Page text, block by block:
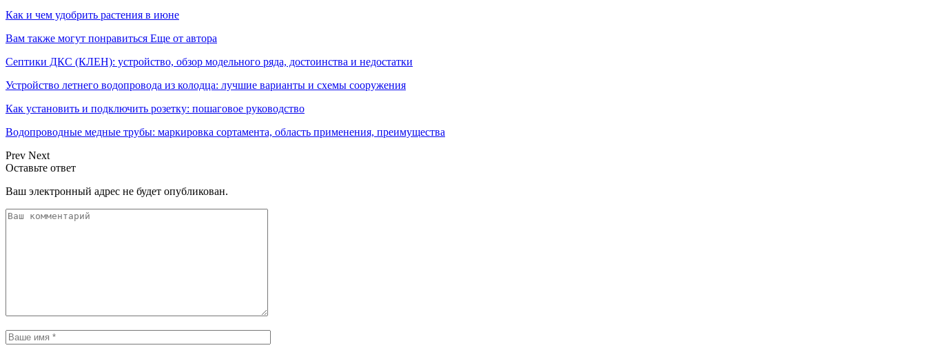
Как и чем удобрить растения в июне
Вам также могут понравиться Еще от автора
Септики ДКС (КЛЕН): устройство, обзор модельного ряда, достоинства и недостатки
Устройство летнего водопровода из колодца: лучшие варианты и схемы сооружения
Как установить и подключить розетку: пошаговое руководство
Водопроводные медные трубы: маркировка сортамента, область применения, преимущества
Prev Next
Оставьте ответ
Ваш электронный адрес не будет опубликован.